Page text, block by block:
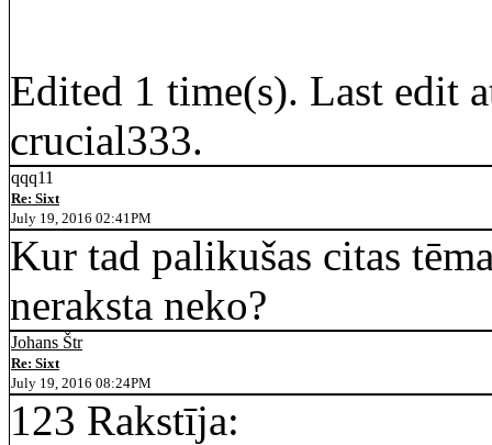
Edited 1 time(s). Last edit
crucial333.
qqq11
Re: Sixt
July 19, 2016 02:41PM
Kur tad palikušas citas
neraksta neko?
Johans Štr
Re: Sixt
July 19, 2016 08:24PM
123 Rakstīja: